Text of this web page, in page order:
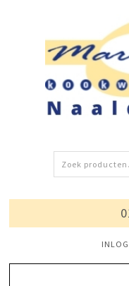
Zoeken
naar: